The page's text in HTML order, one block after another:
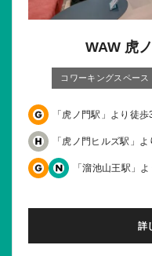
WAW 虎
コワーキングスペース
「虎ノ門駅」より徒歩
「虎ノ門ヒルズ駅」
「溜池山王駅」
詳